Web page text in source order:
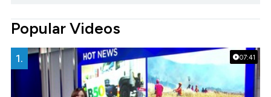
Popular Videos
07:41
1.